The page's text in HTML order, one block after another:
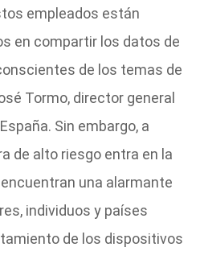
empleados están
en compartir los datos de
de los temas de
Tormo, director general
Sin embargo, a
de alto riesgo entra en la
una alarmante
individuos y países
de los dispositivos